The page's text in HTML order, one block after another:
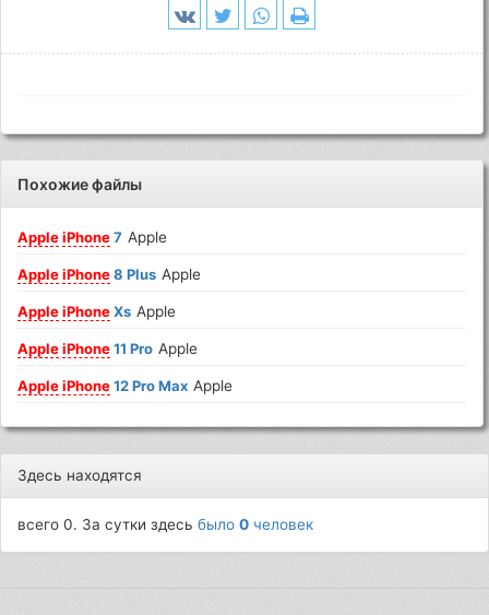
Похожие файлы
Apple iPhone7 Apple
Apple iPhone8 Plus Apple
Apple iPhoneXs Apple
Apple iPhone11 Pro Apple
Apple iPhone12 Pro Max Apple
Здесь находятся
всего 0. За сутки здесьбыло0 человек